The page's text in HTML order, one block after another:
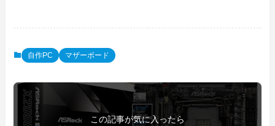
自作PC マザーボード
この記事が気に入ったら